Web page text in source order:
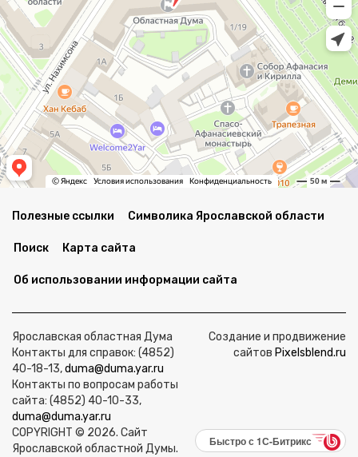
Полезные ссылки Символика Ярославской области
Поиск Карта сайта
Об использовании информации сайта
Ярославская областная Дума
Контакты для справок: (4852)
40-18-13,duma@duma.yar.ru
Контакты по вопросам работы
сайта: (4852) 40-10-33,
duma@duma.yar.ru
COPYRIGHT © 2026. Сайт
Ярославской областной Думы.
Создание и продвижение
сайтов Pixelsblend.ru
Быстро с 1С-Битрикс